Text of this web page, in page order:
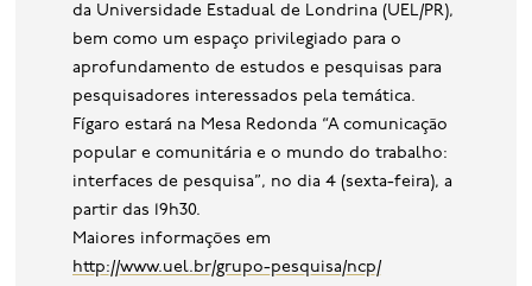
da Universidade Estadual de Londrina (UEL/PR),
bem como um espaço privilegiado para o
aprofundamento de estudos e pesquisas para
pesquisadores interessados pela temática.
Fígaro estará na Mesa Redonda “A comunicação
popular e comunitária e o mundo do trabalho:
interfaces de pesquisa”, no dia 4 (sexta-feira), a
partir das 19h30.
Maiores informações em
http://www.uel.br/grupo-pesquisa/ncp/